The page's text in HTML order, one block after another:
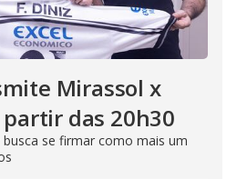
Mirassol x
das 20h30
se firmar como mais um